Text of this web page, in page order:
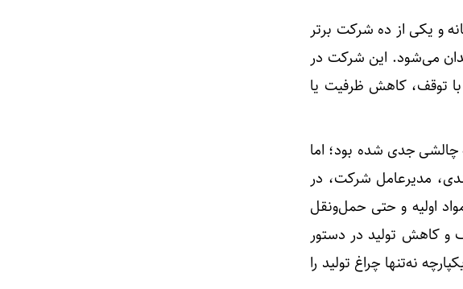
و یکی از ده شرکت برتر
می‌شود. این شرکت در
با توقف، کاهش ظرفیت یا
چالشی جدی شده بود؛ اما
مدیرعامل شرکت، در
اولیه و حتی حمل‌ونقل
و کاهش تولید در دستور
نه‌تنها چراغ تولید را